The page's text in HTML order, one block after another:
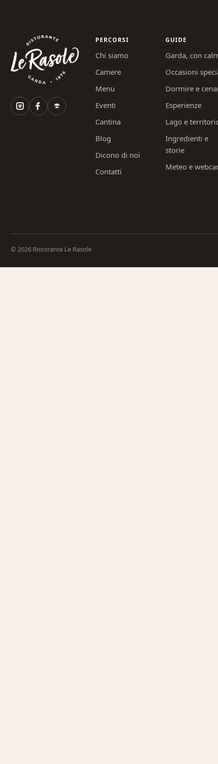
PERCORSI
Chi siamo
Camere
Menu
Eventi
Cantina
Blog
Dicono di noi
Contatti
GUIDE
Garda, con
Occasioni
Dormire e
Esperienze
Lago e
Ingredienti e
storie
Meteo e
© 2026 Ristorante Le Rasole